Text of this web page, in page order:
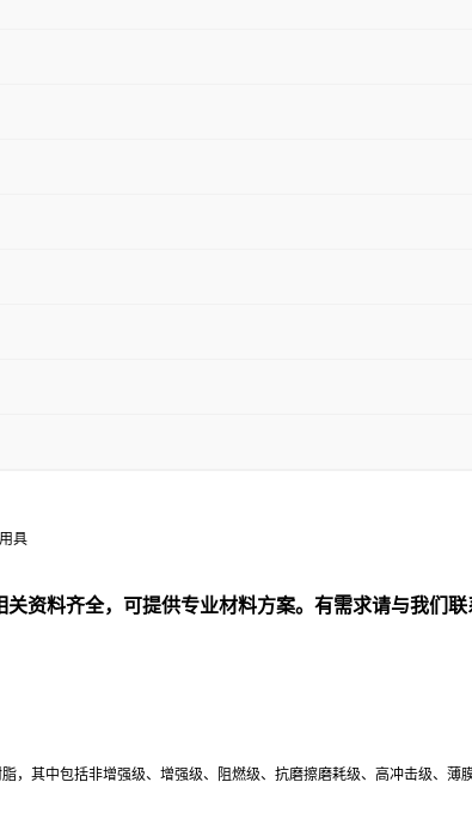
具
资料齐全，可提供专业材料方案。有需求请与我们联
其中包括非增强级、增强级、阻燃级、抗磨擦磨耗级、高冲击级、薄